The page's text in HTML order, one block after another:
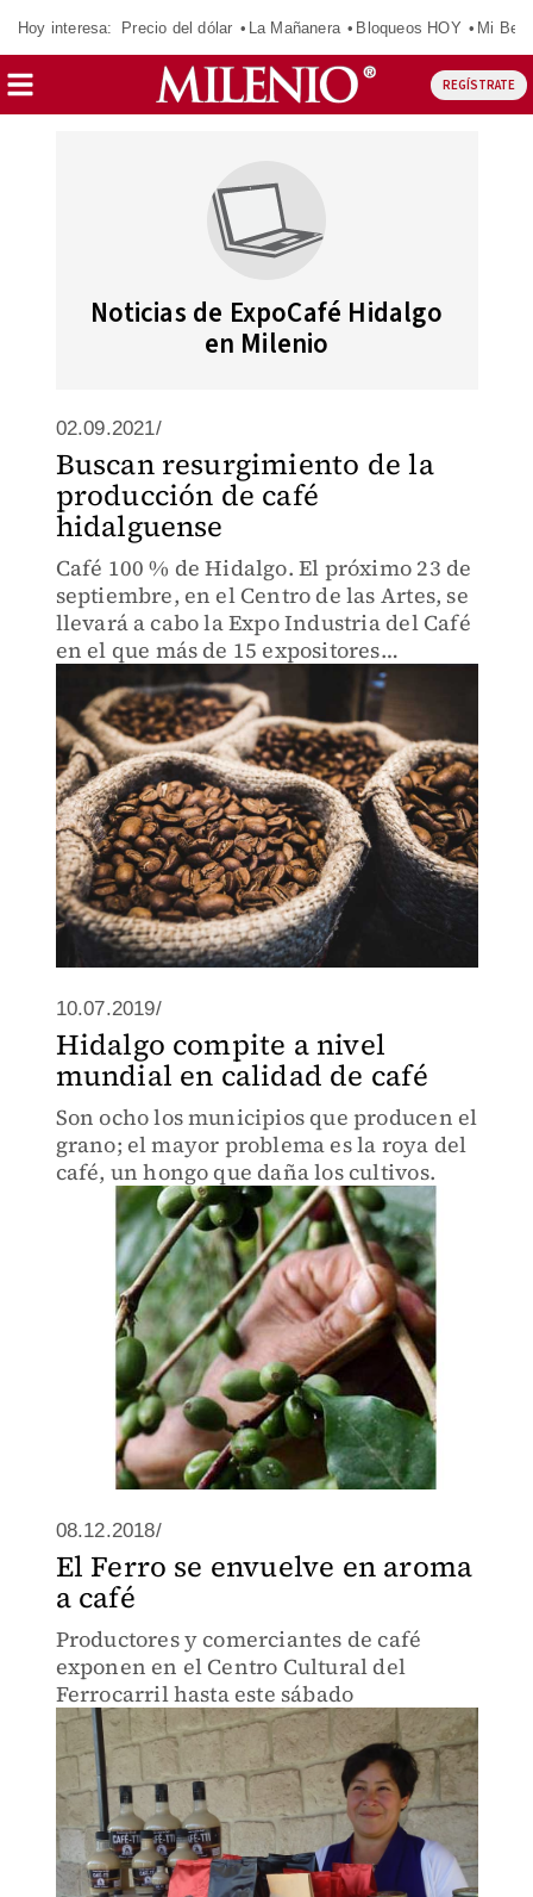
Hoy interesa: Precio del dólar La Mañanera Bloqueos HOY Mi
REGÍSTRATE
Noticias de ExpoCafé Hidalgo
en Milenio
02.09.2021/
Buscan resurgimiento de la
producción de café
hidalguense
Café 100 % de Hidalgo. El próximo 23 de
septiembre, en el Centro de las Artes, se
llevará a cabo la Expo Industria del Café
en el que más de 15 expositores
presentarán sus productos.
10.07.2019/
Hidalgo compite a nivel
mundial en calidad de café
Son ocho los municipios que producen el
grano; el mayor problema es la roya del
café, un hongo que daña los cultivos.
08.12.2018/
El Ferro se envuelve en aroma
a café
Productores y comerciantes de café
exponen en el Centro Cultural del
Ferrocarril hasta este sábado